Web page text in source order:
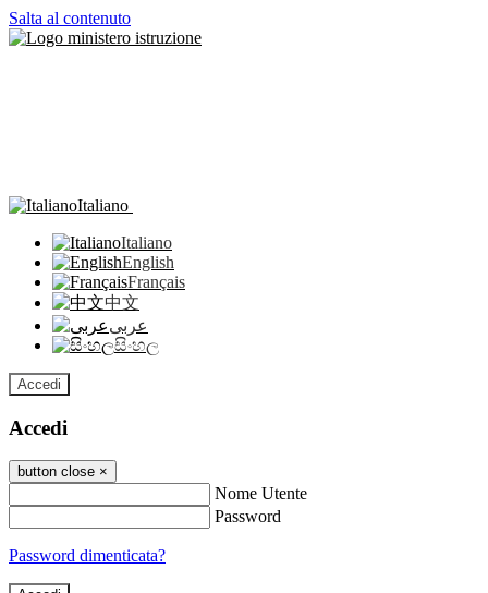
Salta al contenuto
Italiano
Italiano
English
Français
中文
عربى
සිංහල
Accedi
Accedi
button close ×
Nome Utente
Password
Password dimenticata?